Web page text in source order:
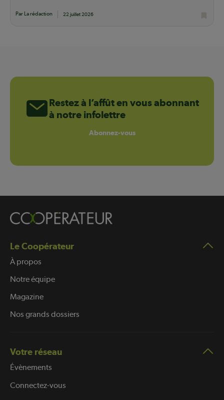
Par La rédaction 22 juillet 2026
Restez à l’affût en vous abonnant
à notre infolettre
Abonnez-vous
Le Coopérateur
À propos
Notre équipe
Magazine
Nos grands dossiers
Votre réseau
Évènements
Connectez-vous